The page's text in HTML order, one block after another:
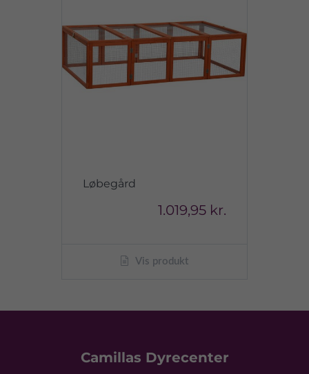
Løbegård
1.019,95 kr.
Vis produkt
Camillas Dyrecenter